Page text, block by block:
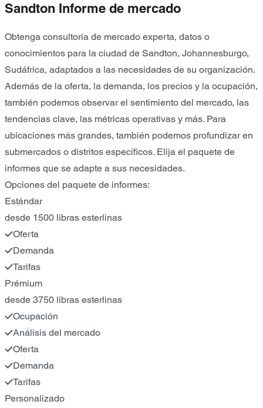
Sandton Informe de mercado
Obtenga consultoría de mercado experta, datos o
conocimientos para la ciudad de Sandton, Johannesburgo,
Sudáfrica, adaptados a las necesidades de su organización.
Además de la oferta, la demanda, los precios y la ocupación,
también podemos observar el sentimiento del mercado, las
tendencias clave, las métricas operativas y más. Para
ubicaciones más grandes, también podemos profundizar en
submercados o distritos específicos. Elija el paquete de
informes que se adapte a sus necesidades.
Opciones del paquete de informes:
Estándar
desde 1500 libras esterlinas
Oferta
Demanda
Tarifas
Prémium
desde 3750 libras esterlinas
Ocupación
Análisis del mercado
Oferta
Demanda
Tarifas
Personalizado